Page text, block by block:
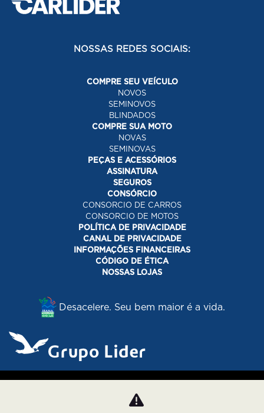
NOSSAS REDES SOCIAIS:
COMPRE SEU VEÍCULO
NOVOS
SEMINOVOS
BLINDADOS
COMPRE SUA MOTO
NOVAS
SEMINOVAS
PEÇAS E ACESSÓRIOS
ASSINATURA
SEGUROS
CONSÓRCIO
CONSORCIO DE CARROS
CONSORCIO DE MOTOS
POLÍTICA DE PRIVACIDADE
CANAL DE PRIVACIDADE
INFORMAÇÕES FINANCEIRAS
CÓDIGO DE ÉTICA
NOSSAS LOJAS
Desacelere. Seu bem maior é a vida.
Política de Privacidade